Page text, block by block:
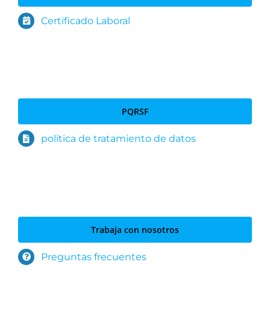
Certificado Laboral
PQRSF
política de tratamiento de datos
Trabaja con nosotros
Preguntas frecuentes